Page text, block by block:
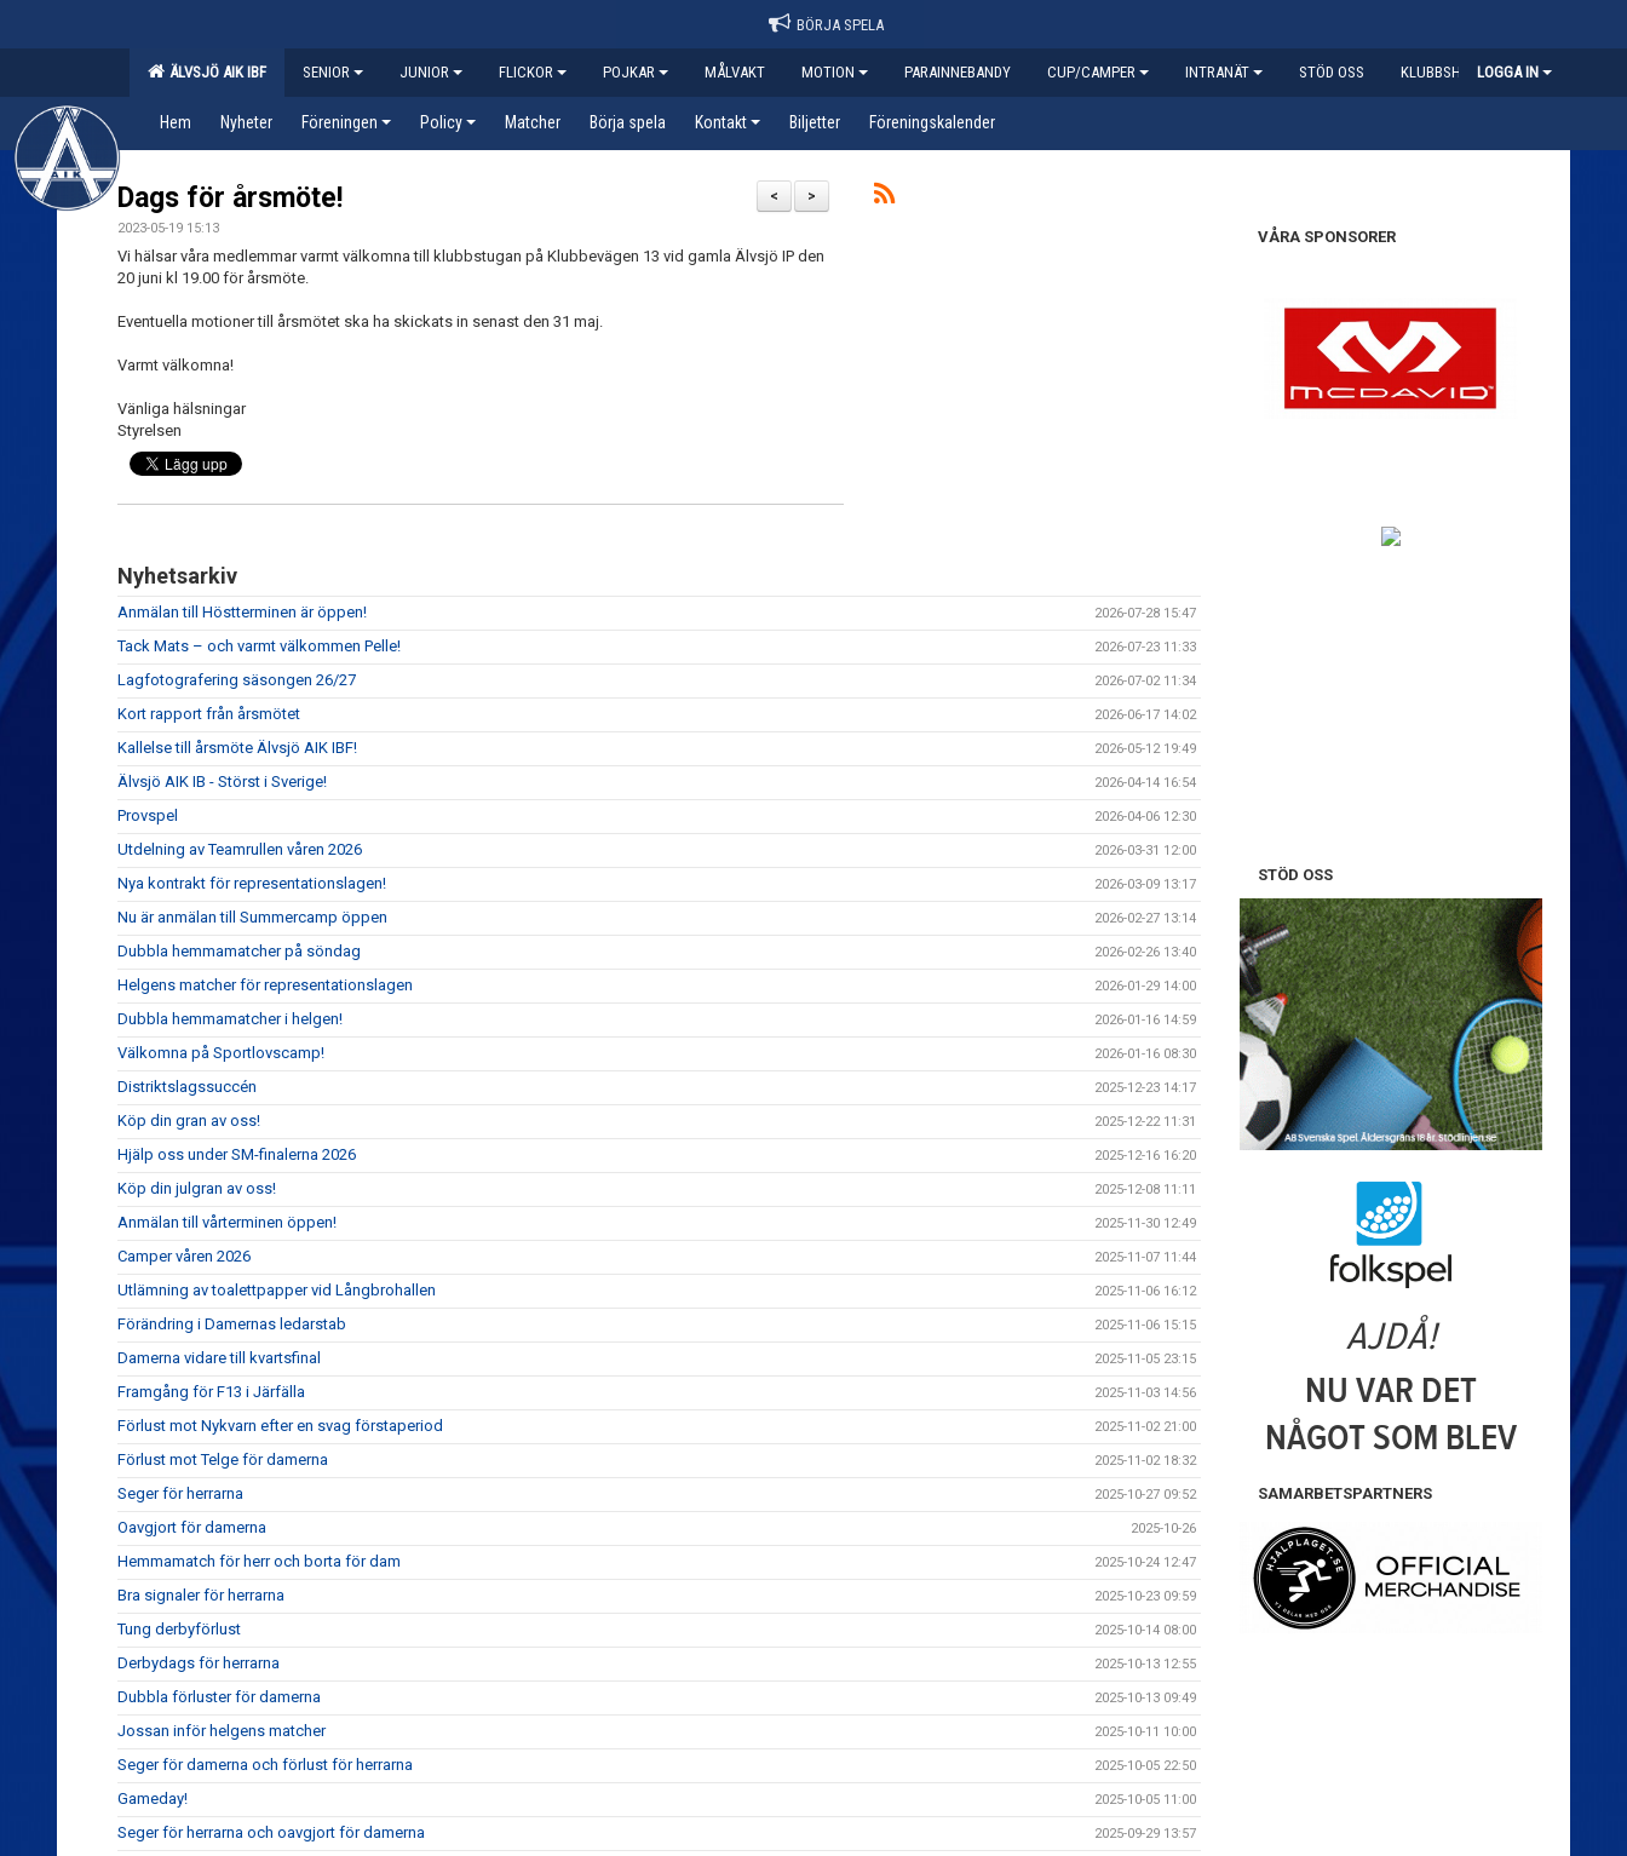
BÖRJA SPELA
ÄLVSJÖ AIK IBF SENIOR JUNIOR FLICKOR POJKAR MÅLVAKT MOTION PARAINNEBANDY CUP/CAMPER INTRANÄT STÖD OSS KLUBBSHOPLOGGA IN
Hem Nyheter Föreningen Policy Matcher Börja spela Kontakt Biljetter Föreningskalender
>
<
Dags för årsmöte!
2023-05-19 15:13
Vi hälsar våra medlemmar varmt välkomna till klubbstugan på Klubbevägen 13 vid gamla Älvsjö IP den
20 juni kl 19.00 för årsmöte.
Eventuella motioner till årsmötet ska ha skickats in senast den 31 maj.
Varmt välkomna!
Vänliga hälsningar
Styrelsen
Nyhetsarkiv
Anmälan till Höstterminen är öppen! 2026-07-28 15:47
Tack Mats – och varmt välkommen Pelle! 2026-07-23 11:33
Lagfotografering säsongen 26/27 2026-07-02 11:34
Kort rapport från årsmötet 2026-06-17 14:02
Kallelse till årsmöte Älvsjö AIK IBF! 2026-05-12 19:49
Älvsjö AIK IB - Störst i Sverige! 2026-04-14 16:54
Provspel 2026-04-06 12:30
Utdelning av Teamrullen våren 2026 2026-03-31 12:00
Nya kontrakt för representationslagen! 2026-03-09 13:17
Nu är anmälan till Summercamp öppen 2026-02-27 13:14
Dubbla hemmamatcher på söndag 2026-02-26 13:40
Helgens matcher för representationslagen 2026-01-29 14:00
Dubbla hemmamatcher i helgen! 2026-01-16 14:59
Välkomna på Sportlovscamp! 2026-01-16 08:30
Distriktslagssuccén 2025-12-23 14:17
Köp din gran av oss! 2025-12-22 11:31
Hjälp oss under SM-finalerna 2026 2025-12-16 16:20
Köp din julgran av oss! 2025-12-08 11:11
Anmälan till vårterminen öppen! 2025-11-30 12:49
Camper våren 2026 2025-11-07 11:44
Utlämning av toalettpapper vid Långbrohallen 2025-11-06 16:12
Förändring i Damernas ledarstab 2025-11-06 15:15
Damerna vidare till kvartsfinal 2025-11-05 23:15
Framgång för F13 i Järfälla 2025-11-03 14:56
Förlust mot Nykvarn efter en svag förstaperiod 2025-11-02 21:00
Förlust mot Telge för damerna 2025-11-02 18:32
Seger för herrarna 2025-10-27 09:52
Oavgjort för damerna 2025-10-26
Hemmamatch för herr och borta för dam 2025-10-24 12:47
Bra signaler för herrarna 2025-10-23 09:59
Tung derbyförlust 2025-10-14 08:00
Derbydags för herrarna 2025-10-13 12:55
Dubbla förluster för damerna 2025-10-13 09:49
Jossan inför helgens matcher 2025-10-11 10:00
Seger för damerna och förlust för herrarna 2025-10-05 22:50
Gameday! 2025-10-05 11:00
Seger för herrarna och oavgjort för damerna 2025-09-29 13:57
VÅRA SPONSORER
STÖD OSS
SAMARBETSPARTNERS